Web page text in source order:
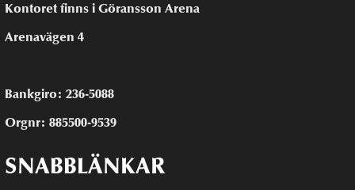
Kontoret finns i Göransson Arena
Arenavägen 4
Bankgiro: 236-5088
Orgnr: 885500-9539
SNABBLÄNKAR